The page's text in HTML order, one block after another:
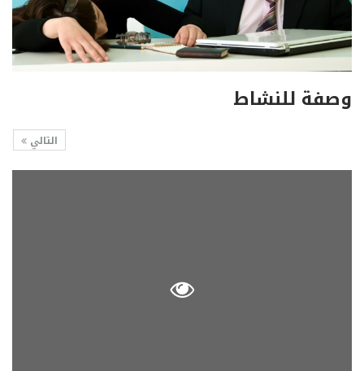
وصفة للنشاط
التالي